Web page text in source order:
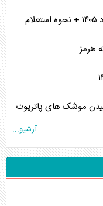
هرمز
موشک های پاتریوت
آرشیو...